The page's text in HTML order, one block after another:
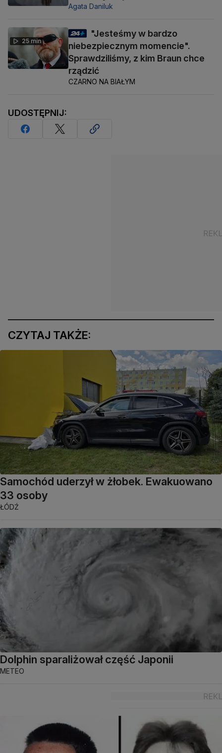
Agata Daniluk
25 min
"Jesteśmy w bardzo
niebezpiecznym momencie".
Sprawdziliśmy, z kim Braun chce
rządzić
CZARNO NA BIAŁYM
UDOSTĘPNIJ:
CZYTAJ TAKŻE:
Samochód uderzył w żłobek. Ewakuowano
33 osoby
ŁÓDŹ
Dolphin sparaliżował część Japonii
METEO